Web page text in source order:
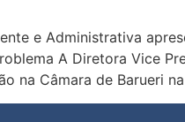
e Administrativa
A Diretora Vice
na Câmara de Barueri